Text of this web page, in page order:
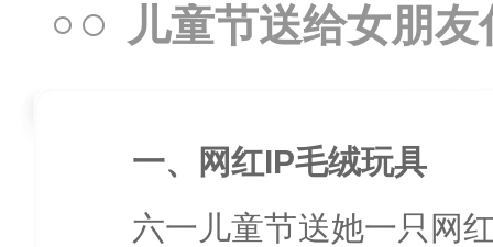
儿童节送给女朋
一、网红IP毛绒玩具
六一儿童节送她一只网